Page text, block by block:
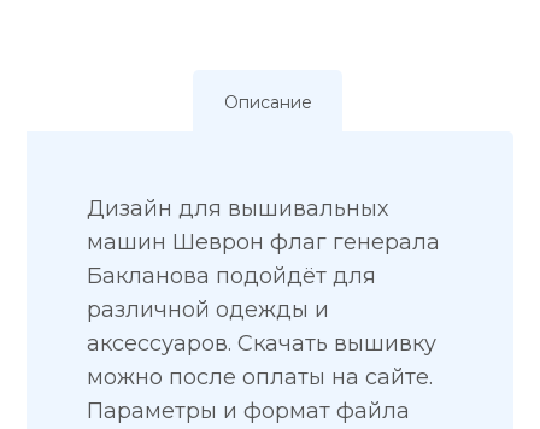
Описание
Дизайн для вышивальных
машин Шеврон флаг генерала
Бакланова подойдёт для
различной одежды и
аксессуаров. Скачать вышивку
можно после оплаты на сайте.
Параметры и формат файла